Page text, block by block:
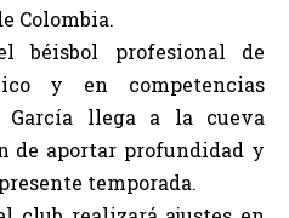
Colombia.
béisbol profesional de
y en competencias
García llega a la cueva
de aportar profundidad y
temporada.